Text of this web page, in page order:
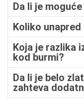
Da li je
Koliko
Koja je razlika
kod burmi?
Da li je belo
zahteva